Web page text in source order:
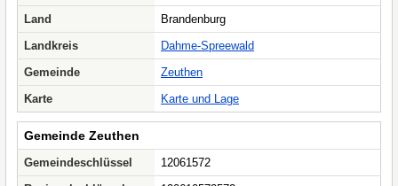
Land
Brandenburg
Landkreis
Dahme-Spreewald
Gemeinde
Zeuthen
Karte
Karte und Lage
Gemeinde Zeuthen
Gemeindeschlüssel
12061572